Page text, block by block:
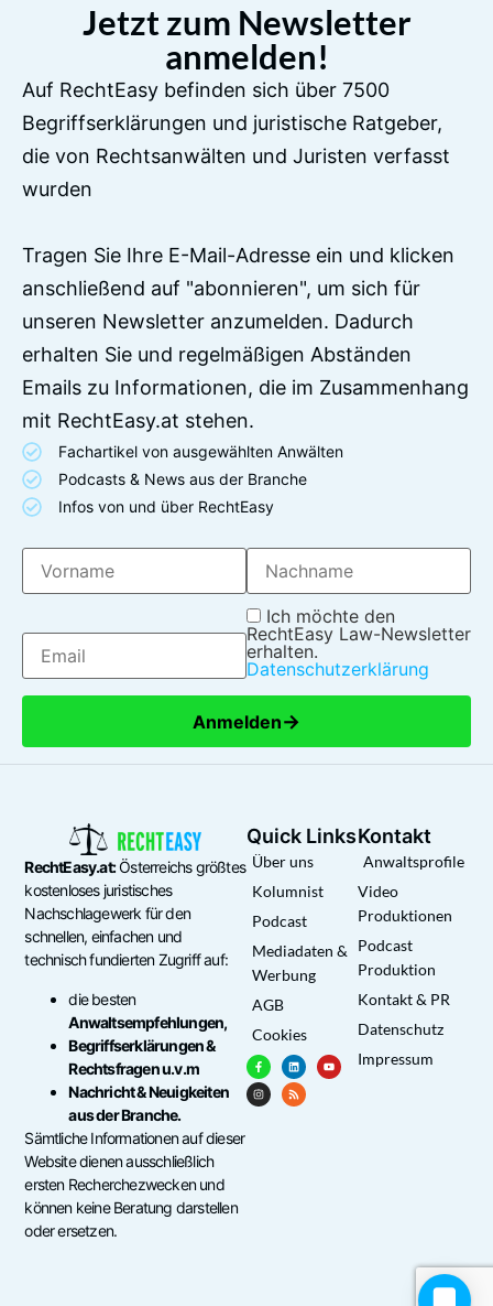
Jetzt zum Newsletter
anmelden!
Auf RechtEasy befinden sich über 7500
Begriffserklärungen und juristische Ratgeber,
die von Rechtsanwälten und Juristen verfasst
wurden
Tragen Sie Ihre E-Mail-Adresse ein und klicken
anschließend auf "abonnieren", um sich für
unseren Newsletter anzumelden. Dadurch
erhalten Sie und regelmäßigen Abständen
Emails zu Informationen, die im Zusammenhang
mit RechtEasy.at stehen.
Fachartikel von ausgewählten Anwälten
Podcasts & News aus der Branche
Infos von und über RechtEasy
Ich möchte den
RechtEasy Law-Newsletter
erhalten.
Datenschutzerklärung
Anmelden→
RechtEasy.at:Österreichs größtes
kostenloses juristisches
Nachschlagewerk für den
schnellen, einfachen und
technisch fundierten Zugriff auf:
die besten
Anwaltsempfehlungen,
Begriffserklärungen &
Rechtsfragen u.v.m
Nachricht & Neuigkeiten
aus der Branche.
Sämtliche Informationen auf dieser
Website dienen ausschließlich
ersten Recherchezwecken und
können keine Beratung darstellen
oder ersetzen.
Quick Links
Über uns
Kolumnist
Podcast
Mediadaten &
Werbung
AGB
Cookies
Kontakt
Anwaltsprofile
Video
Produktionen
Podcast
Produktion
Kontakt & PR
Datenschutz
Impressum